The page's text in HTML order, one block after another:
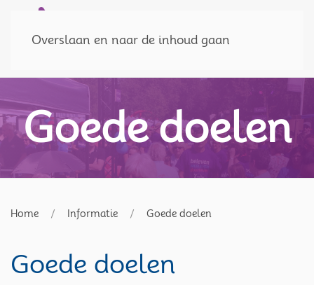
Overslaan en naar de inhoud gaan
Doneer
Goede doelen
Home Informatie Goede doelen
Goede doelen